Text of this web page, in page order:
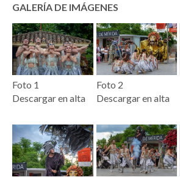
GALERÍA DE IMÁGENES
Foto 1
Descargar en alta
Foto 2
Descargar en alta